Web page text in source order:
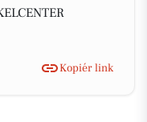
Kopiér link